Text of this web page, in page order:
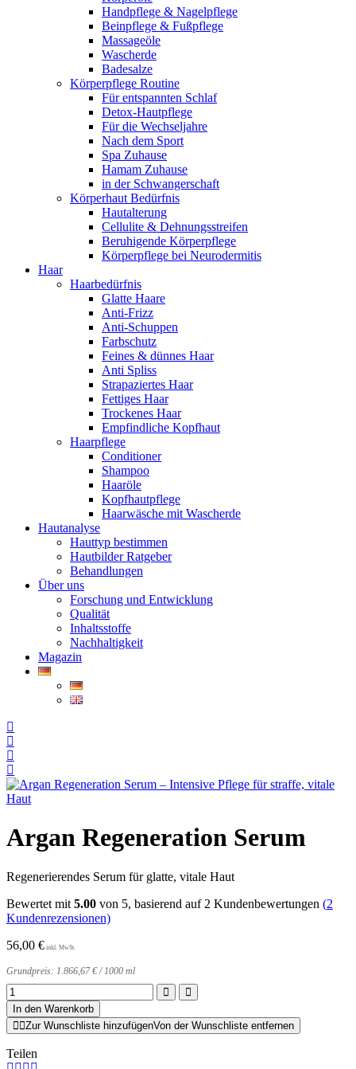
Handpflege & Nagelpflege
Beinpflege & Fußpflege
Massageöle
Wascherde
Badesalze
Körperpflege Routine
Für entspannten Schlaf
Detox-Hautpflege
Für die Wechseljahre
Nach dem Sport
Spa Zuhause
Hamam Zuhause
in der Schwangerschaft
Körperhaut Bedürfnis
Hautalterung
Cellulite & Dehnungsstreifen
Beruhigende Körperpflege
Körperpflege bei Neurodermitis
Haar
Haarbedürfnis
Glatte Haare
Anti-Frizz
Anti-Schuppen
Farbschutz
Feines & dünnes Haar
Anti Spliss
Strapaziertes Haar
Fettiges Haar
Trockenes Haar
Empfindliche Kopfhaut
Haarpflege
Conditioner
Shampoo
Haaröle
Kopfhautpflege
Haarwäsche mit Wascherde
Hautanalyse
Hauttyp bestimmen
Hautbilder Ratgeber
Behandlungen
Über uns
Forschung und Entwicklung
Qualität
Inhaltsstoffe
Nachhaltigkeit
Magazin
Argan Regeneration Serum
Regenerierendes Serum für glatte, vitale Haut
Bewertet mit 5.00 von 5, basierend auf 2 Kundenbewertungen (2
Kundenrezensionen)
56,00 €
Grundpreis: 1.866,67€/ 1000 ml
Argan
Regeneration
Serum
Menge
In den Warenkorb
Zur Wunschliste hinzufügenVon der Wunschliste entfernen
Teilen